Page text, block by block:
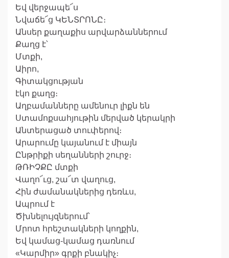
Եվ վերջապե՜ս
Նվաճե՜ց ԿԵՆՏՐՈՆԸ։
Անսեր քաղաքիս արվարձաններում
Քաղց է՝
Մտքի,
Աիրո,
Գիտակցության
էկո քաղց։
Աղբամանները ամենուր լիքն են
Ստամոքսահյութին մերված կերակրի
Անտերացած տուփերով։
Արարումը կայանում է միայն
Ընթրիքի սեղանների շուրջ։
ԹՌԻՉՔԸ մտքի
Վաղո՜ւց, շա՜տ վաղուց,
Հին ժամանակներից դեռևս,
Ապրում է
Ծխնելույզներում՝
Մրոտ հրեշտակների կողքին,
Եվ կամաց-կամաց դառնում
«Կարմիր» գրքի բնակիչ։